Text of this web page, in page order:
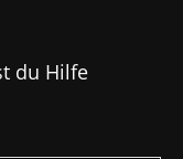
du Hilfe